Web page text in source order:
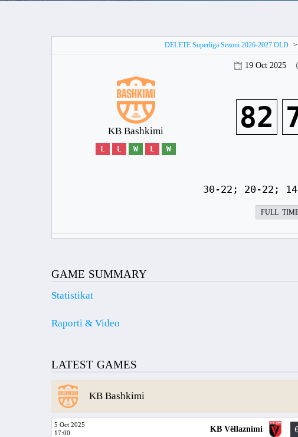
DELETE Superliga Sezoni 2026-2027 OLD >
19 Oct 2025
KB Bashkimi
L L W L W
82
30-22; 20-22;
FULL
GAME SUMMARY
Statistikat
Raporti & Video
LATEST GAMES
KB Bashkimi
5 Oct 2025
17:00
KB Vëllaznimi